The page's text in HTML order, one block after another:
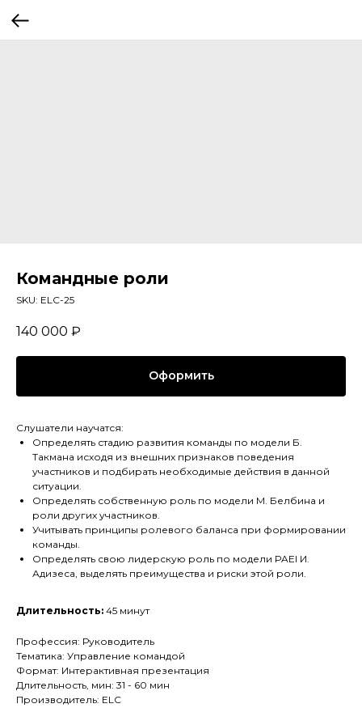
Командные роли
SKU: ELC-25
140 000 ₽
Оформить
Слушатели научатся:
Определять стадию развития команды по модели Б.
Такмана исходя из внешних признаков поведения
участников и подбирать необходимые действия в данной
ситуации.
Определять собственную роль по модели М. Белбина и
роли других участников.
Учитывать принципы ролевого баланса при формировании
команды.
Определять свою лидерскую роль по модели PAEI И.
Адизеса, выделять преимущества и риски этой роли.
Длительность: 45 минут
Профессия: Руководитель
Тематика: Управление командой
Формат: Интерактивная презентация
Длительность, мин: 31 - 60 мин
Производитель: ELC